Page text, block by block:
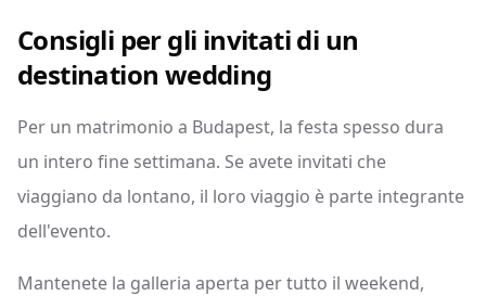
Consigli per gli invitati di un
destination wedding
Per un matrimonio a Budapest, la festa spesso dura
un intero fine settimana. Se avete invitati che
viaggiano da lontano, il loro viaggio è parte integrante
dell'evento.
Mantenete la galleria aperta per tutto il weekend,